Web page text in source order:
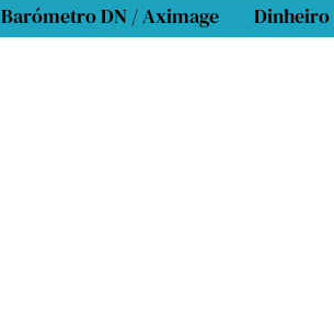
Barómetro DN / Aximage Dinheiro